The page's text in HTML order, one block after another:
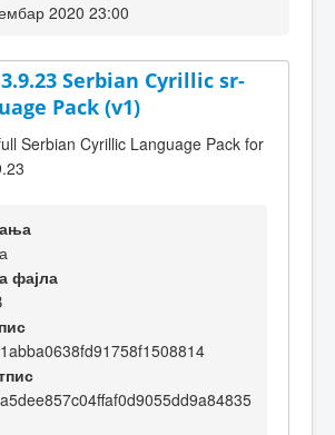
2020 23:00
Serbian Cyrillic sr-
Pack (v1)
Serbian Cyrillic Language Pack for
фајла